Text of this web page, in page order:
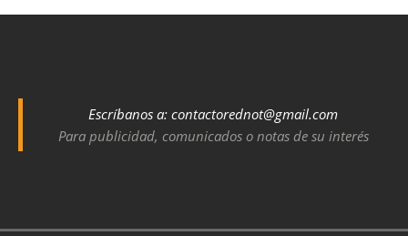
Escríbanos a: contactorednot@gmail.com
Para publicidad, comunicados o notas de su interés